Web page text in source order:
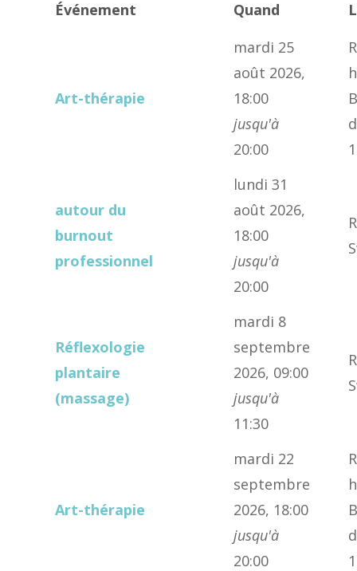
Événement Quand
Art-thérapie
mardi 25
août 2026,
18:00
jusqu'à
20:00
autour du
burnout
professionnel
lundi 31
août 2026,
18:00
jusqu'à
20:00
Réflexologie
plantaire
(massage)
mardi 8
septembre
2026, 09:00
jusqu'à
11:30
Art-thérapie
mardi 22
septembre
2026, 18:00
jusqu'à
20:00